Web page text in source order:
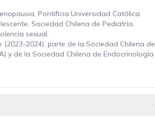
Pontificia Universidad Católica.
Sociedad Chilena de Pediatría.
sexual.
2024), parte de la Sociedad Chilena de
y de la Sociedad Chilena de Endocrinología